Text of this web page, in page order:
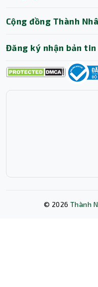
Cộng đồng Thành
Đăng ký nhận bản
© 2026 Thành